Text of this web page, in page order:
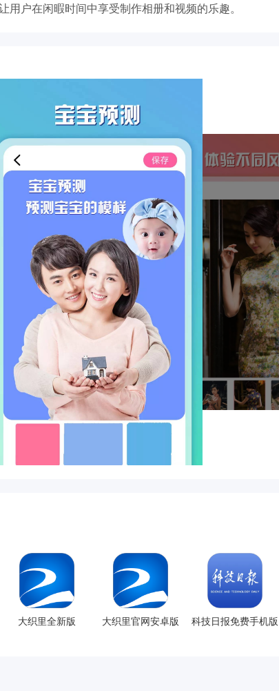
用户在闲暇时间中享受制作相册和视频的乐趣。
大织里全新版 大织里官网安卓版 科技日报免费手机版